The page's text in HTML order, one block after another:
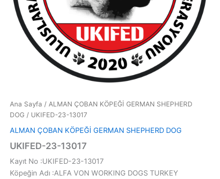
Ana Sayfa / ALMAN ÇOBAN KÖPEĞİ GERMAN SHEPHERD
DOG / UKIFED-23-13017
ALMAN ÇOBAN KÖPEĞİ GERMAN SHEPHERD DOG
UKIFED-23-13017
Kayıt No :UKIFED-23-13017
Köpeğin Adı :ALFA VON WORKING DOGS TURKEY